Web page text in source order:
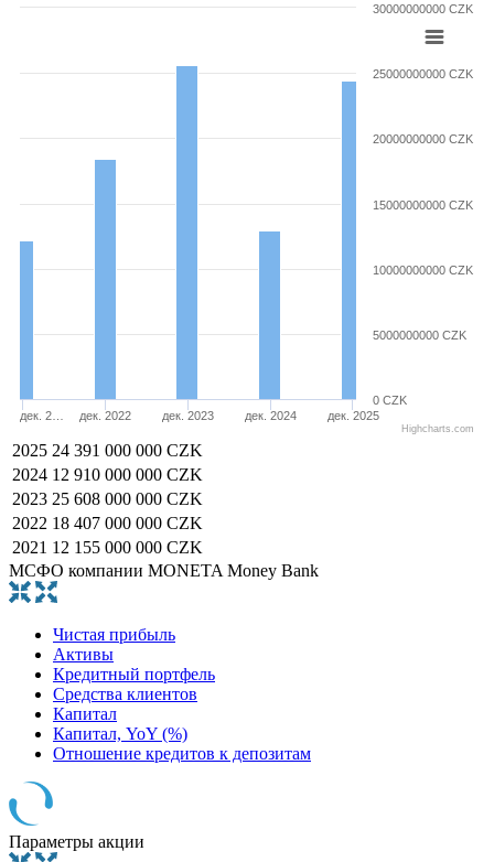
дек. 2… дек. 2022 дек. 2023 дек. 2024 дек. 2025
0 CZK
5000000000 CZK
10000000000 CZK
15000000000 CZK
20000000000 CZK
25000000000 CZK
30000000000 CZK
Highcharts.com
2025 24 391 000 000 CZK
2024 12 910 000 000 CZK
2023 25 608 000 000 CZK
2022 18 407 000 000 CZK
2021 12 155 000 000 CZK
МСФО компании MONETA Money Bank
Чистая прибыль
Активы
Кредитный портфель
Средства клиентов
Капитал
Капитал, YoY (%)
Отношение кредитов к депозитам
Параметры акции